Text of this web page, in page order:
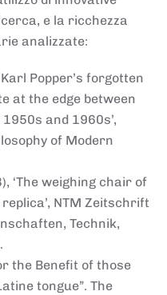
e la ricchezza
analizzate:
Popper’s forgotten
at the edge between
and 1960s’,
of Modern
‘The weighing chair of
NTM Zeitschrift
Technik,
the Benefit of those
tongue”. The